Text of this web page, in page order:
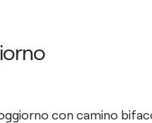
con camino